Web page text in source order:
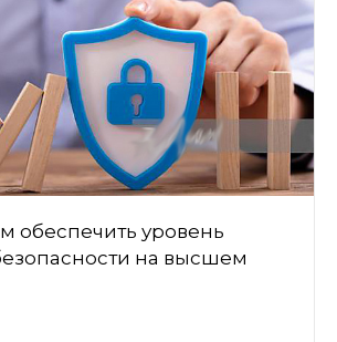
обеспечить уровень
на высшем